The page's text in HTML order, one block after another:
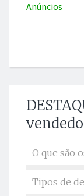
Anúncios
O que são
Tipos de